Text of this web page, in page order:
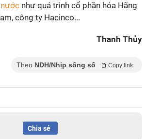
như quá trình cổ phần hóa Hãng
công ty Hacinco...
Thanh Thủy
Theo NDH/Nhịp sống số Copy link
Chia sẻ